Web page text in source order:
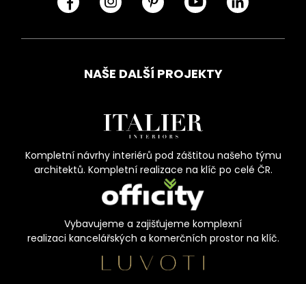
NAŠE DALŠÍ PROJEKTY
Kompletní návrhy interiérů pod záštitou našeho týmu
architektů. Kompletní realizace na klíč po celé ČR.
Vybavujeme a zajišťujeme komplexní
realizaci kancelářských a komerčních prostor na klíč.